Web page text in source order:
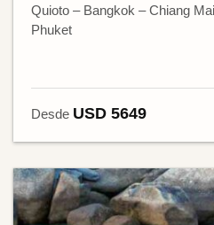
Quioto – Bangkok – Chiang
Phuket
Desde USD 5649